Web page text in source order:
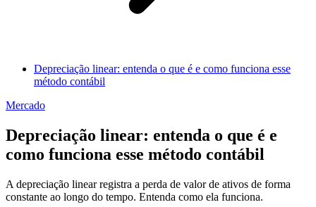
Depreciação linear: entenda o que é e como funciona esse
método contábil
Mercado
Depreciação linear: entenda o que é e
como funciona esse método contábil
A depreciação linear registra a perda de valor de ativos de forma
constante ao longo do tempo. Entenda como ela funciona.